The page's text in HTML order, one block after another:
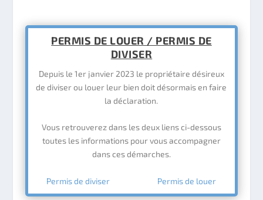
PERMIS DE LOUER / PERMIS DE
DIVISER
Depuis le 1er janvier 2023 le propriétaire désireux
de diviser ou louer leur bien doit désormais en faire
la déclaration.
Vous retrouverez dans les deux liens ci-dessous
toutes les informations pour vous accompagner
dans ces démarches.
Permis de diviser Permis de louer